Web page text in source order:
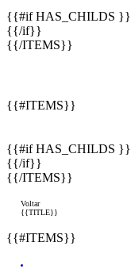
{{#if HAS_CHILDS }}
{{/if}}
{{/ITEMS}}
{{#ITEMS}}
{{#if HAS_CHILDS }}
{{/if}}
{{/ITEMS}}
Voltar
{{TITLE}}
{{#ITEMS}}